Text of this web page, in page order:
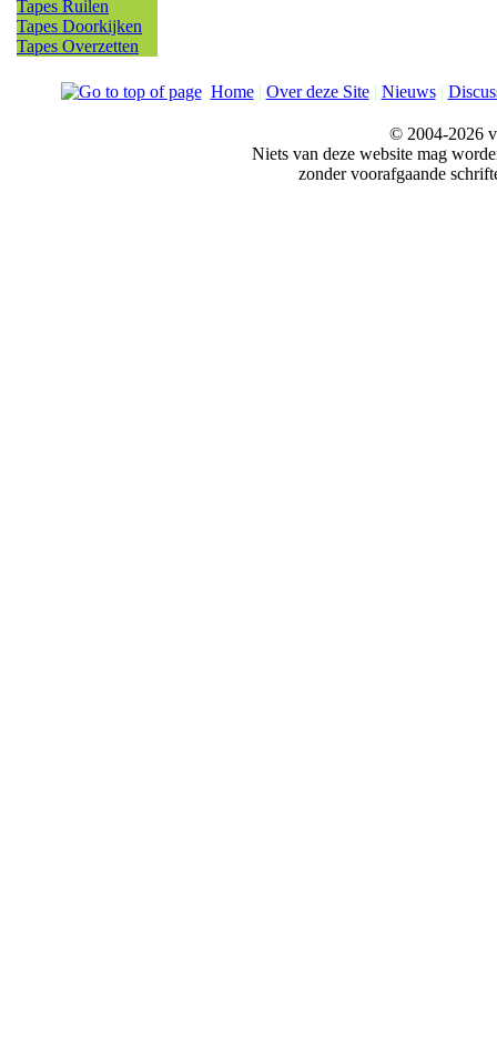
Tapes Ruilen
Tapes Doorkijken
Tapes Overzetten
Home| Over deze Site| Nieuws|
© 2004-2026
Niets van deze website mag
zonder voorafgaande